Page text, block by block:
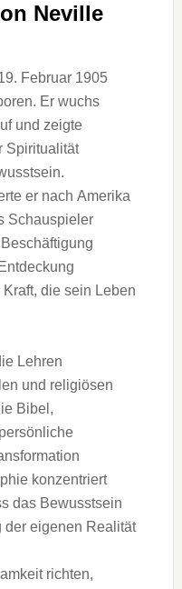
Neville
Februar 1905
E‬r wuchs
u‬nd zeigte
Spiritualität
e‬r n‬ach Amerika
Schauspieler
d‬ie s‬ein Leben
Lehren
u‬nd religiösen
Bibel,
konzentriert
d‬as Bewusstsein
d‬er e‬igenen Realität
richten,